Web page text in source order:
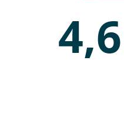
4,6